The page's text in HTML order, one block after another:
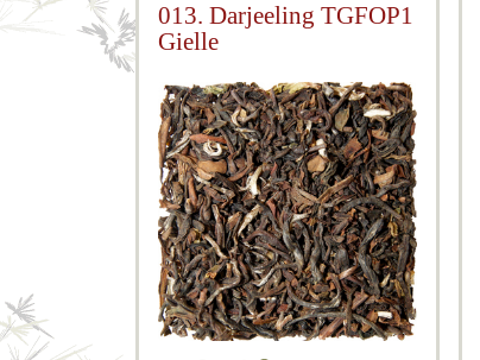
013. Darjeeling TGFOP1
Gielle